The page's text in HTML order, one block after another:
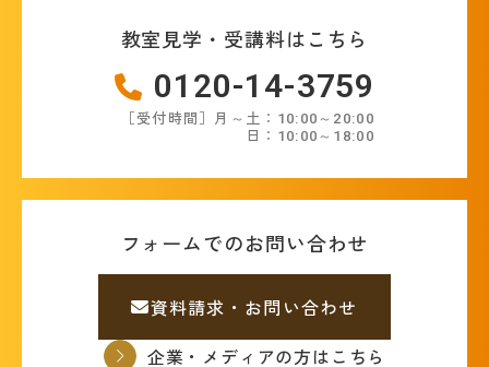
教室見学・受講料はこちら
0120-14-3759
［受付時間］月～土：10:00～20:00
日：10:00～18:00
フォームでのお問い合わせ
資料請求・お問い合わせ
企業・メディアの方はこちら